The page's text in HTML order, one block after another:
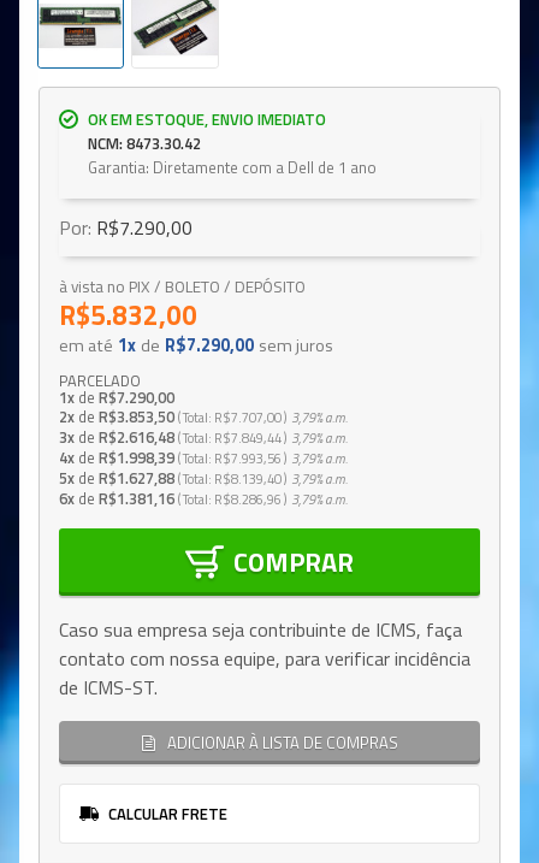
OK EM ESTOQUE, ENVIO IMEDIATO
NCM: 8473.30.42
Garantia: Diretamente com a Dell de 1 ano
Por: R$7.290,00
à vista no PIX / BOLETO / DEPÓSITO
R$5.832,00
em até 1x de R$7.290,00 sem juros
PARCELADO
1x de R$7.290,00
2x de R$3.853,50 Total R$7.707,00 3,79%a.m.
3x de R$2.616,48 Total R$7.849,44 3,79%a.m.
4x de R$1.998,39 Total R$7.993,56 3,79%a.m.
5x de R$1.627,88 Total R$8.139,40 3,79%a.m.
6x de R$1.381,16 Total R$8.286,96 3,79%a.m.
COMPRAR
Caso sua empresa seja contribuinte de ICMS, faça
contato com nossa equipe, para verificar incidência
de ICMS-ST.
ADICIONAR À LISTA DE COMPRAS
CALCULAR FRETE